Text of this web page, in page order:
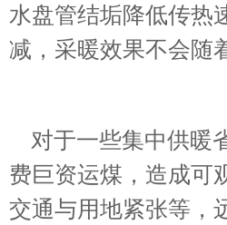
水盘管结垢降低传热
减，采暖效果不会随
对于一些集中供暖
费巨资运煤，造成可
交通与用地紧张等，